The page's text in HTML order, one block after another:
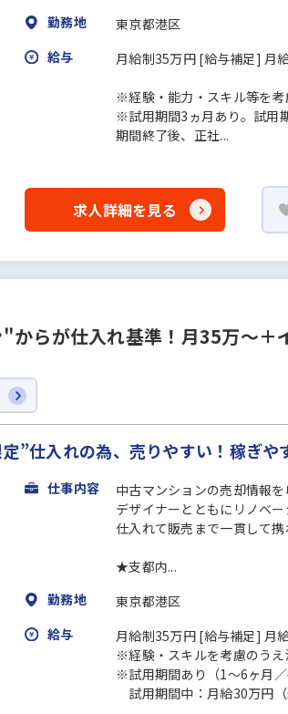
勤務地
東京都港区
給与
月給制35万円 [給与補足] 月
※経験・能力・スキル等を考
※試用期間3ヵ月あり。試用
期間終了後、正社...
求人詳細を見る
からが仕入れ基準！月35万～
”仕入れの為、売りやすい！稼ぎや
仕事内容
中古マンションの売却情報を
デザイナーとともにリノベ
仕入れて販売まで一貫して
★支都内...
勤務地
東京都港区
給与
月給制35万円 [給与補足] 月
※経験・スキルを考慮のうえ
※試用期間あり（1～6ヶ月／
試用期間中：月給30万円